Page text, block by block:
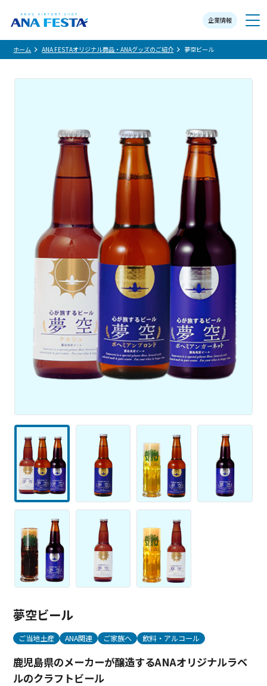
企業情報
メニュー
ホーム ANA FESTAオリジナル商品・ANAグッズのご紹介 夢空ビール
夢空ビール
ご当地土産 ANA関連 ご家族へ 飲料・アルコール
鹿児島県のメーカーが醸造するANAオリジナルラベ
ルのクラフトビール